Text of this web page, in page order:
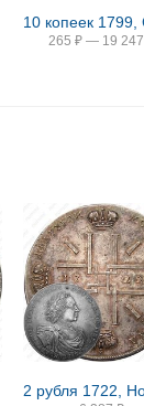
265 ₽ — 19 247